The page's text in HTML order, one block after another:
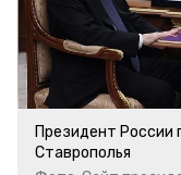
Президент России
Ставрополья